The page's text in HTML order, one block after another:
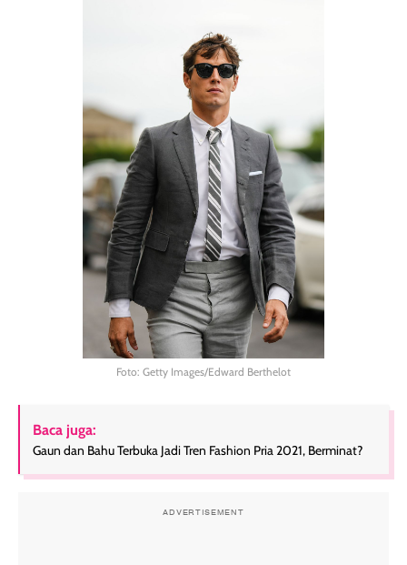
Foto: Getty Images/Edward Berthelot
Baca juga:
Gaun dan Bahu Terbuka Jadi Tren Fashion Pria 2021, Berminat?
ADVERTISEMENT